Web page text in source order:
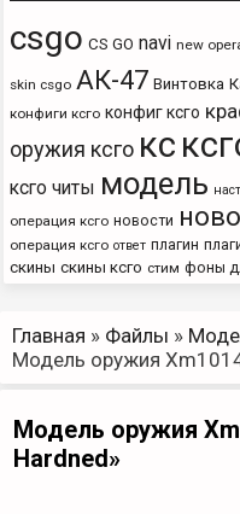
csgo CS GO navi new
skin csgo АК-47 Винтовка
конфиги ксго конфиг ксго
оружия ксго кс
ксго читы модель
операция ксго новости
операция ксго ответ плагин
скины скины ксго стим фоны
Главная » Файлы »
Модель оружия
Модель оружия
Hardned»